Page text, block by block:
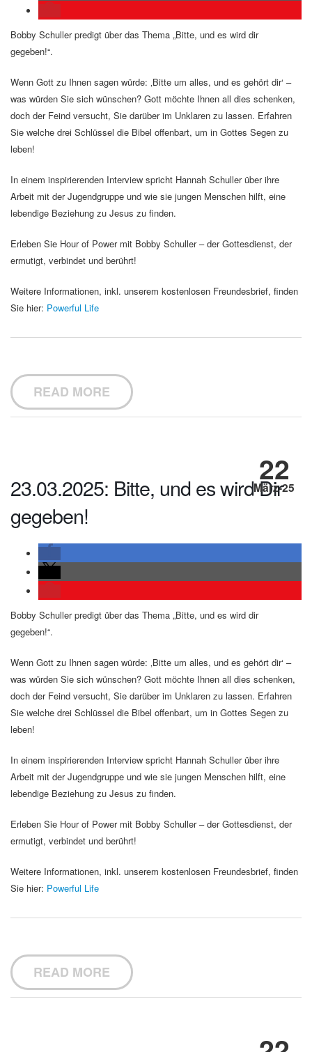
Bobby Schuller predigt über das Thema „Bitte, und es wird dir
gegeben!“.
Wenn Gott zu Ihnen sagen würde: ‚Bitte um alles, und es gehört dir‘ –
was würden Sie sich wünschen? Gott möchte Ihnen all dies schenken,
doch der Feind versucht, Sie darüber im Unklaren zu lassen. Erfahren
Sie welche drei Schlüssel die Bibel offenbart, um in Gottes Segen zu
leben!
In einem inspirierenden Interview spricht Hannah Schuller über ihre
Arbeit mit der Jugendgruppe und wie sie jungen Menschen hilft, eine
lebendige Beziehung zu Jesus zu finden.
Erleben Sie Hour of Power mit Bobby Schuller – der Gottesdienst, der
ermutigt, verbindet und berührt!
Weitere Informationen, inkl. unserem kostenlosen Freundesbrief, finden
Sie hier: Powerful Life
READ MORE
22
März-25
23.03.2025: Bitte, und es wird Dir
gegeben!
Bobby Schuller predigt über das Thema „Bitte, und es wird dir
gegeben!“.
Wenn Gott zu Ihnen sagen würde: ‚Bitte um alles, und es gehört dir‘ –
was würden Sie sich wünschen? Gott möchte Ihnen all dies schenken,
doch der Feind versucht, Sie darüber im Unklaren zu lassen. Erfahren
Sie welche drei Schlüssel die Bibel offenbart, um in Gottes Segen zu
leben!
In einem inspirierenden Interview spricht Hannah Schuller über ihre
Arbeit mit der Jugendgruppe und wie sie jungen Menschen hilft, eine
lebendige Beziehung zu Jesus zu finden.
Erleben Sie Hour of Power mit Bobby Schuller – der Gottesdienst, der
ermutigt, verbindet und berührt!
Weitere Informationen, inkl. unserem kostenlosen Freundesbrief, finden
Sie hier: Powerful Life
READ MORE